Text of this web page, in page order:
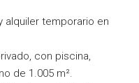
alquiler temporario en
con piscina,
de 1.005 m².